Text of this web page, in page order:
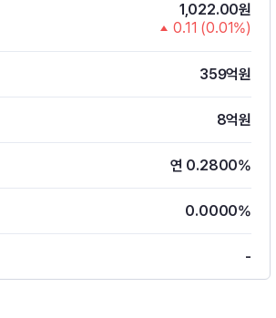
1,022.00원
0.11 (0.01%)
359억원
8억원
연 0.2800%
0.0000%
-